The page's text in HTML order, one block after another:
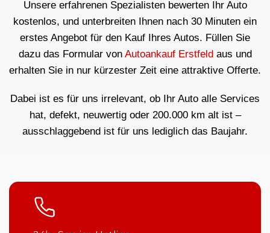
Unsere erfahrenen Spezialisten bewerten Ihr Auto
kostenlos, und unterbreiten Ihnen nach 30 Minuten ein
erstes Angebot für den Kauf Ihres Autos. Füllen Sie
dazu das Formular von Autoankauf Erstfeldaus und
erhalten Sie in nur kürzester Zeit eine attraktive Offerte.
Dabei ist es für uns irrelevant, ob Ihr Auto alle Services
hat, defekt, neuwertig oder 200.000 km alt ist –
ausschlaggebend ist für uns lediglich das Baujahr.